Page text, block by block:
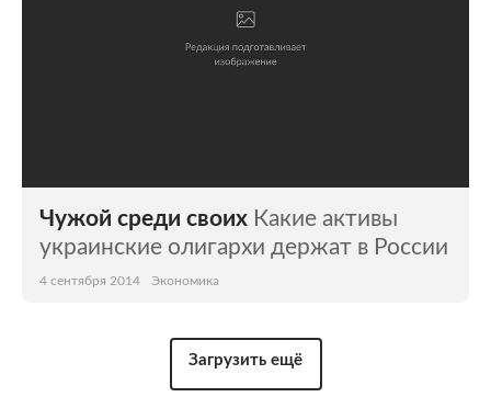
Чужой среди своих Какие активы
украинские олигархи держат в России
4 сентября 2014 Экономика
Загрузить ещё